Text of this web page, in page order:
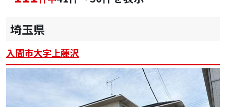
埼玉県
入間市大字上藤沢